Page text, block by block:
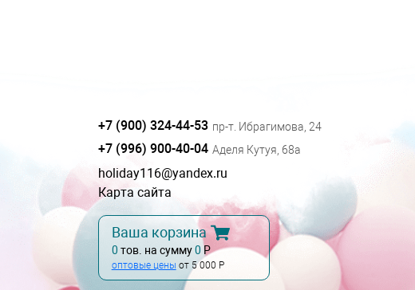
+7 (900) 324-44-53 пр-т. Ибрагимова, 24
+7 (996) 900-40-04 Аделя Кутуя, 68а
holiday116@yandex.ru
Карта сайта
Ваша корзина
0 тов. на сумму0 Р
оптовые цены от 5 000 Р